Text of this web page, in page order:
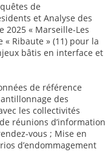
de
et Analyse des
2025 « Marseille-Les
« Ribaute » (11) pour la
bâtis en interface et
de référence
des
les collectivités
réunions d’information
vous ; Mise en
d’endommagement